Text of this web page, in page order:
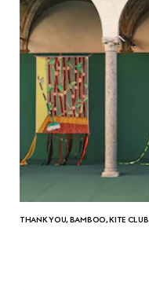
THANK YOU, BAMBOO, KITE CLUB